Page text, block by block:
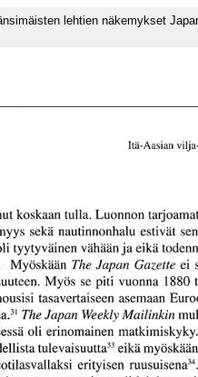
lehtien näkemykset